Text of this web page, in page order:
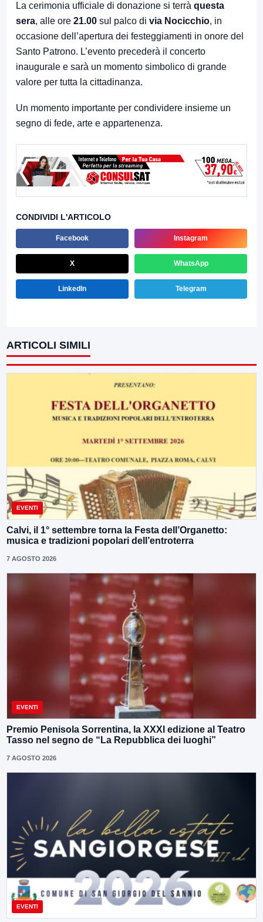
La cerimonia ufficiale di donazione si terrà questa
sera, alle ore 21.00 sul palco di via Nocicchio, in
occasione dell’apertura dei festeggiamenti in onore del
Santo Patrono. L’evento precederà il concerto
inaugurale e sarà un momento simbolico di grande
valore per tutta la cittadinanza.
Un momento importante per condividere insieme un
segno di fede, arte e appartenenza.
CONDIVIDI L'ARTICOLO
Facebook Instagram
X WhatsApp
LinkedIn Telegram
ARTICOLI SIMILI
EVENTI
Calvi, il 1° settembre torna la Festa dell’Organetto:
musica e tradizioni popolari dell’entroterra
7 AGOSTO 2026
EVENTI
Premio Penisola Sorrentina, la XXXI edizione al Teatro
Tasso nel segno de “La Repubblica dei luoghi”
7 AGOSTO 2026
EVENTI